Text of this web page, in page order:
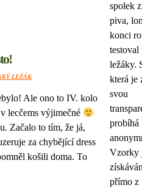
LEŽÁK
Ale ono to IV. kolo
lecčems výjimečné
Začalo to tím, že já,
za chybějící dress
košili doma. To
spolek
piva,
konci
testoval
ležáky.
která je
svou
probíhá
Vzorky
přímo z